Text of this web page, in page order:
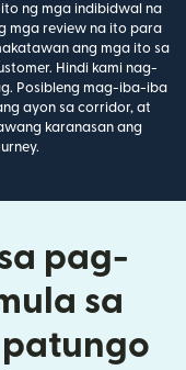
ng mga indibidwal na
mga review na ito para
ang mga ito sa
Hindi kami nag-
Posibleng mag-iba-iba
ayon sa corridor, at
karanasan ang
pag-
sa
patungo